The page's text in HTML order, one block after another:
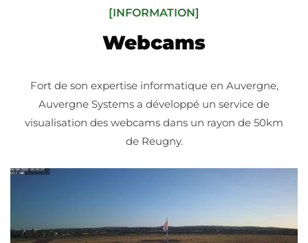
[INFORMATION]
Webcams
Fort de son expertise informatique en Auvergne,
Auvergne Systems a développé un service de
visualisation des webcams dans un rayon de 50km
de Reugny.